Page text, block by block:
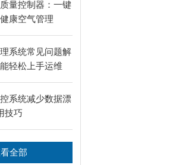
量控制器：一键
康空气管理
系统常见问题解
轻松上手运维
系统减少数据漂
技巧
全部